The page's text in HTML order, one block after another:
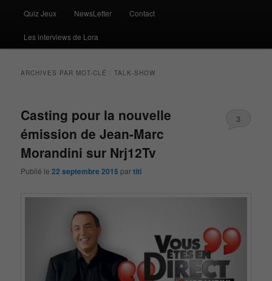
Quiz Jeux NewsLetter Contact
Les interviews de Lora
ARCHIVES PAR MOT-CLÉ :TALK-SHOW
Casting pour la nouvelle
émission de Jean-Marc
Morandini sur Nrj12Tv
Publié le22 septembre 2015 partiti
3